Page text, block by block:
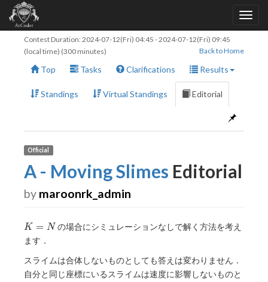
Contest Duration: 2024-07-12(Fri) 04:45 -2024-07-12(Fri) 09:45
(local time) (300 minutes)
Back to Home
Top Tasks Clarifications Results
Standings Virtual Standings Editorial
Official
A - Moving Slimes Editorial
by maroonrk_admin
K=N
K = N の場合にシミュレーションなしで解く方法を考え
ます．
スライムは合体しないものとしても答えは変わりません．
自分と同じ座標にいるスライムは速度に影響しないものと